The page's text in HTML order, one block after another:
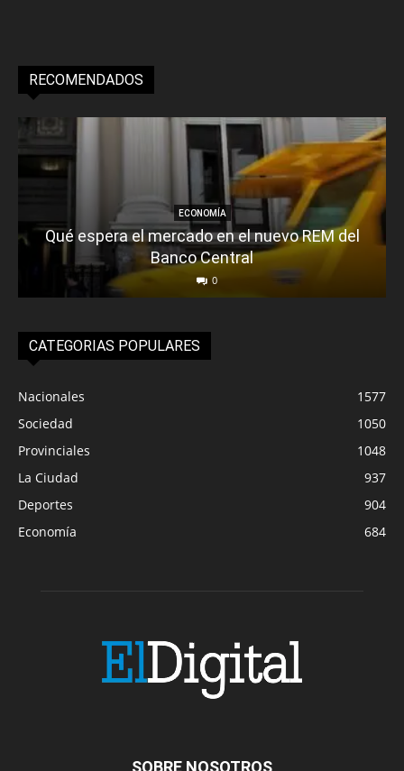
RECOMENDADOS
ECONOMÍA
Qué espera el mercado en el nuevo REM del
Banco Central
0
CATEGORIAS POPULARES
Nacionales
1577
Sociedad
1050
Provinciales
1048
La Ciudad
937
Deportes
904
Economía
684
SOBRE NOSOTROS